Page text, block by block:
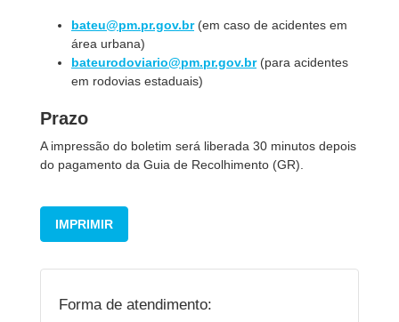
bateu@pm.pr.gov.br(em caso de acidentes em
área urbana)
bateurodoviario@pm.pr.gov.br(para acidentes
em rodovias estaduais)
Prazo
A impressão do boletim será liberada 30 minutos depois
do pagamento da Guia de Recolhimento (GR).
IMPRIMIR
Forma de atendimento: